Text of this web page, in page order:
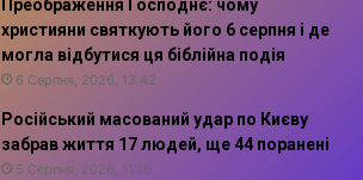
Преображення Господнє: чому
християни святкують його 6 серпня і де
могла відбутися ця біблійна подія
6 Серпня, 2026, 13:42
Російський масований удар по Києву
забрав життя 17 людей, ще 44 поранені
5 Серпня, 2026, 11:16